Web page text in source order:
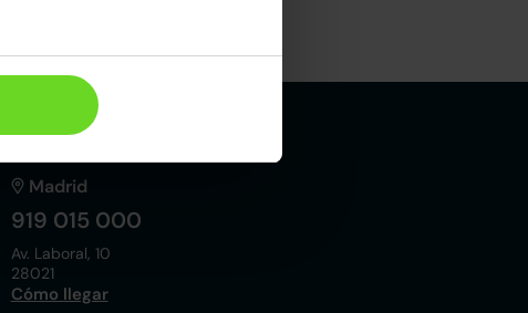
Maletero
587l
Madrid
919 015 000
Av. Laboral, 10
28021
Cómo llegar